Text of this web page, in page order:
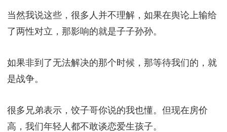
当然我说这些，很多人并不理解，如果在舆论上输给
了两性对立，那影响的就是子子孙孙。
如果非到了无法解决的那个时候，那等待我们的，就
是战争。
很多兄弟表示，饺子哥你说的我也懂。但现在房价
高，我们年轻人都不敢谈恋爱生孩子。